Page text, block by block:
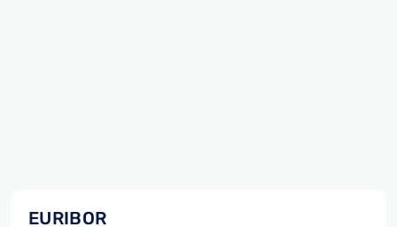
EURIBOR